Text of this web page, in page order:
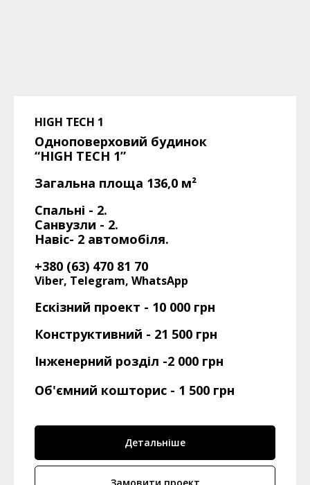
HIGH TECH 1
Одноповерховий будинок
“HIGH TECH 1”
Загальна площа 136,0 м²
Спальні - 2.
Санвузли - 2.
Навіс- 2 автомобіля.
+380 (63) 470 81 70
Viber, Telegram, WhatsApp
Ескізний проект - 10 000 грн
Конструктивний - 21 500 грн
Інженерний розділ -2 000 грн
Об'ємний кошторис - 1 500 грн
Детальніше